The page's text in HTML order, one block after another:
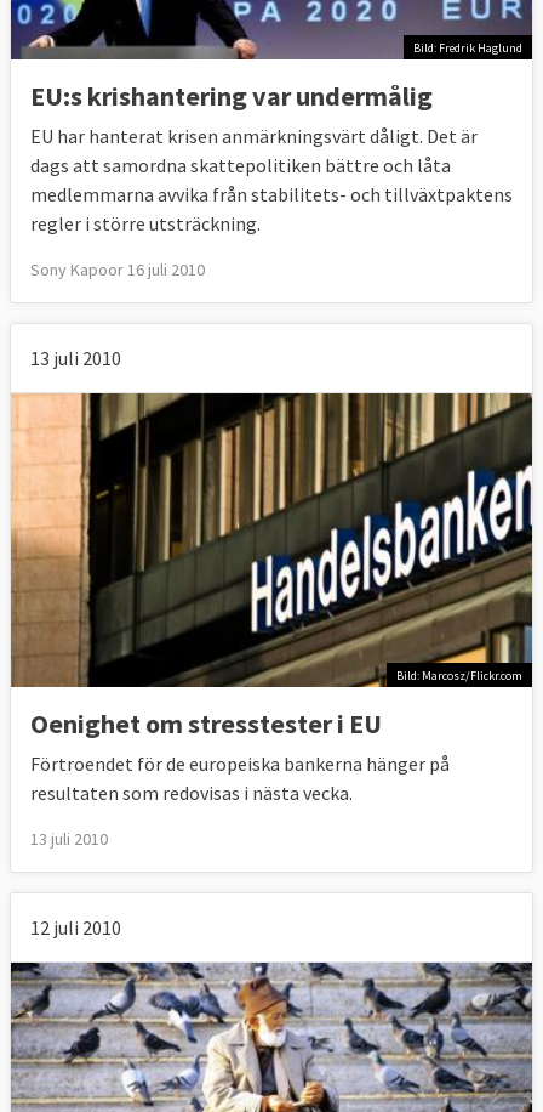
Bild: Fredrik Haglund
EU:s krishantering var undermålig
EU har hanterat krisen anmärkningsvärt dåligt. Det är
dags att samordna skattepolitiken bättre och låta
medlemmarna avvika från stabilitets- och tillväxtpaktens
regler i större utsträckning.
Sony Kapoor 16 juli 2010
13 juli 2010
Bild: Marcosz/Flickr.com
Oenighet om stresstester i EU
Förtroendet för de europeiska bankerna hänger på
resultaten som redovisas i nästa vecka.
13 juli 2010
12 juli 2010